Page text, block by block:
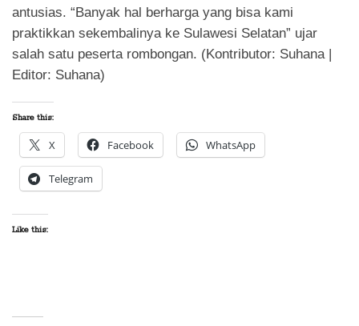
antusias. “Banyak hal berharga yang bisa kami
praktikkan sekembalinya ke Sulawesi Selatan” ujar
salah satu peserta rombongan. (Kontributor: Suhana |
Editor: Suhana)
Share this:
X Facebook WhatsApp
Telegram
Like this: